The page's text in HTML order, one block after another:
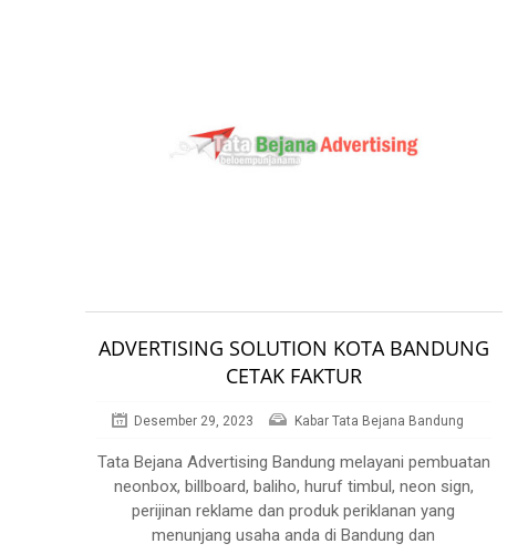
ADVERTISING SOLUTION KOTA BANDUNG
CETAK FAKTUR
Desember 29, 2023 Kabar Tata Bejana Bandung
Tata Bejana Advertising Bandung melayani pembuatan
neonbox, billboard, baliho, huruf timbul, neon sign,
perijinan reklame dan produk periklanan yang
menunjang usaha anda di Bandung dan